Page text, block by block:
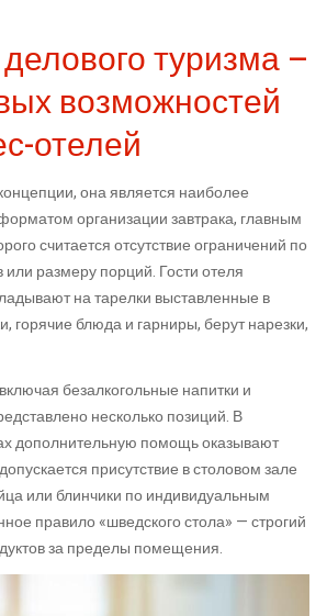
туризма –
возможностей
отелей
она является наиболее
организации завтрака, главным
считается отсутствие ограничений по
или размеру порций. Гости отеля
на тарелки выставленные в
горячие блюда и гарниры, берут нарезки,
безалкогольные напитки и
несколько позиций. В
дополнительную помощь оказывают
присутствие в столовом зале
или блинчики по индивидуальным
правило «шведского стола» — строгий
за пределы помещения.